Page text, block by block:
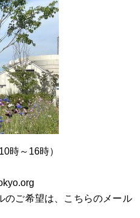
時～16時）
ご希望は、こちらのメール